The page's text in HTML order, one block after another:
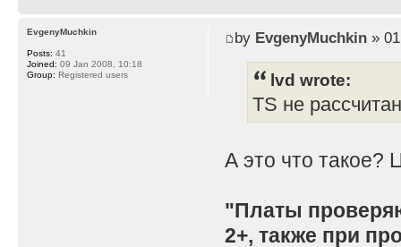
by EvgenyMuchkin» 01
lvd wrote:
TS не
А это что такое?
"Платы
2+, также при
EvgenyMuchkin
Posts: 41
Joined: 09 Jan 2008, 10:18
Group: Registered users